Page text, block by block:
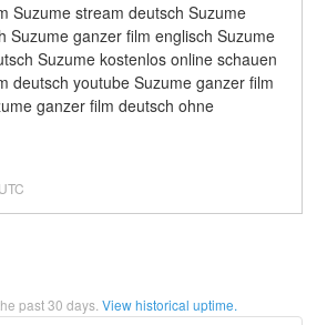
Suzume stream deutsch Suzume
Suzume ganzer film englisch Suzume
Suzume kostenlos online schauen
deutsch youtube Suzume ganzer film
ganzer film deutsch ohne
UTC
past30 days. View historical uptime.